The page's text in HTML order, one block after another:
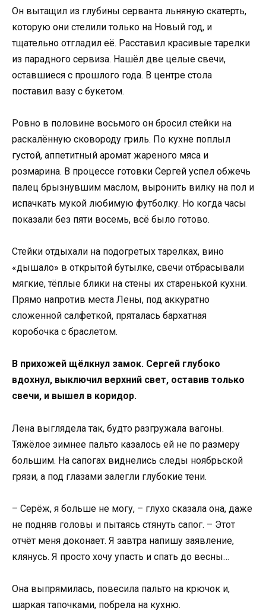
Он вытащил из глубины серванта льняную скатерть,
которую они стелили только на Новый год, и
тщательно отгладил её. Расставил красивые тарелки
из парадного сервиза. Нашёл две целые свечи,
оставшиеся с прошлого года. В центре стола
поставил вазу с букетом.
Ровно в половине восьмого он бросил стейки на
раскалённую сковороду гриль. По кухне поплыл
густой, аппетитный аромат жареного мяса и
розмарина. В процессе готовки Сергей успел обжечь
палец брызнувшим маслом, выронить вилку на пол и
испачкать мукой любимую футболку. Но когда часы
показали без пяти восемь, всё было готово.
Стейки отдыхали на подогретых тарелках, вино
«дышало» в открытой бутылке, свечи отбрасывали
мягкие, тёплые блики на стены их старенькой кухни.
Прямо напротив места Лены, под аккуратно
сложенной салфеткой, пряталась бархатная
коробочка с браслетом.
В прихожей щёлкнул замок. Сергей глубоко
вдохнул, выключил верхний свет, оставив только
свечи, и вышел в коридор.
Лена выглядела так, будто разгружала вагоны.
Тяжёлое зимнее пальто казалось ей не по размеру
большим. На сапогах виднелись следы ноябрьской
грязи, а под глазами залегли глубокие тени.
– Серёж, я больше не могу, – глухо сказала она, даже
не подняв головы и пытаясь стянуть сапог. – Этот
отчёт меня доконает. Я завтра напишу заявление,
клянусь. Я просто хочу упасть и спать до весны…
Она выпрямилась, повесила пальто на крючок и,
шаркая тапочками, побрела на кухню.